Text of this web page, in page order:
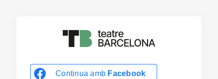
Continua amb Facebook